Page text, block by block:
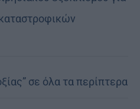
σε όλα τα περίπτερα